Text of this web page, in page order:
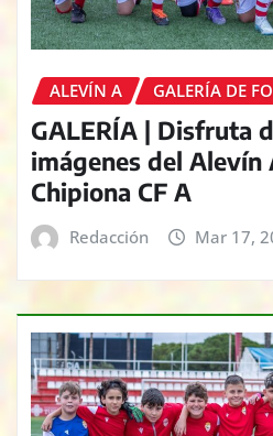
ALEVÍN A GALERÍA DE
GALERÍA | Disfruta
imágenes del Alevín
Chipiona CF A
Redacción Mar 17,